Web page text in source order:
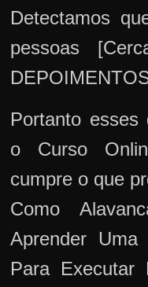
Detectamos
pessoas
Portanto esses
o Curso
cumpre o que
Como
Aprender Uma
Para